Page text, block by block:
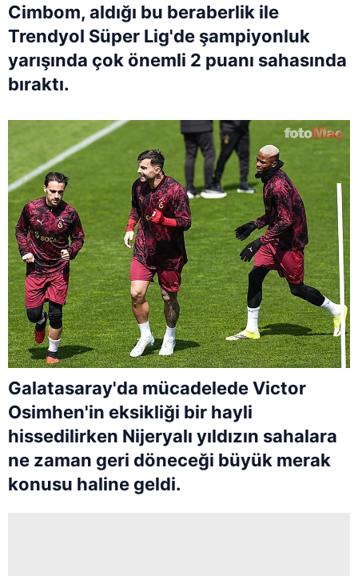
Cimbom, aldığı bu beraberlik ile
Trendyol Süper Lig'de şampiyonluk
yarışında çok önemli 2 puanı sahasında
bıraktı.
Galatasaray'da mücadelede Victor
Osimhen'in eksikliği bir hayli
hissedilirken Nijeryalı yıldızın sahalara
ne zaman geri döneceği büyük merak
konusu haline geldi.